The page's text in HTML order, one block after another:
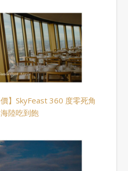
】SkyFeast 360 度零死角
陸吃到飽